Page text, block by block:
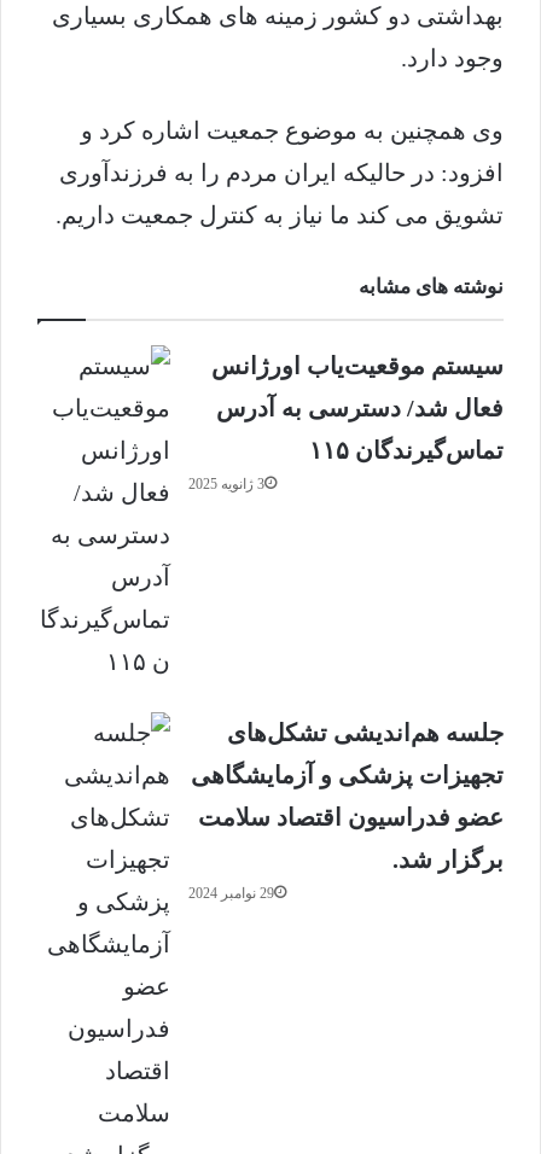
بهداشتی دو کشور زمینه های همکاری بسیاری
وجود دارد.
وی همچنین به موضوع جمعیت اشاره کرد و
افزود: در حالیکه ایران مردم را به فرزندآوری
تشویق می کند ما نیاز به کنترل جمعیت داریم.
نوشته های مشابه
سیستم موقعیت‌یاب اورژانس
فعال شد/ دسترسی به آدرس
تماس‌گیرندگان ۱۱۵
3 ژانویه 2025
جلسه هم‌اندیشی تشکل‌های
تجهیزات پزشکی و آزمایشگاهی
عضو فدراسیون اقتصاد سلامت
برگزار شد.
29 نوامبر 2024